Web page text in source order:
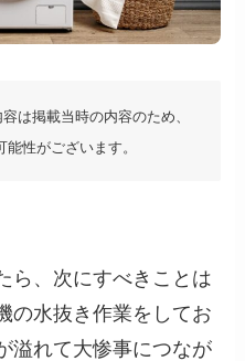
は掲載当時の内容のため、
性がございます。
ら、次にすべきことは
の水抜き作業をしてお
溢れて大惨事につなが